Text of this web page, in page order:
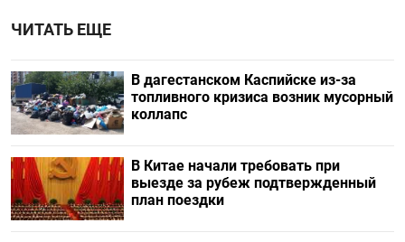
ЧИТАТЬ ЕЩЕ
В дагестанском Каспийске из-за
топливного кризиса возник мусорный
коллапс
В Китае начали требовать при
выезде за рубеж подтвержденный
план поездки